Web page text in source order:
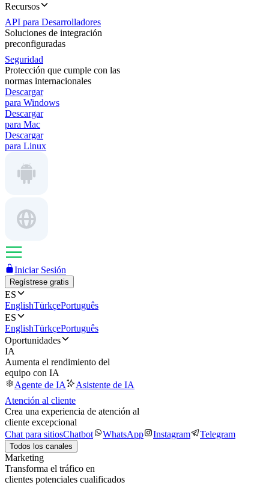
Recursos
API para Desarrolladores
Soluciones de integración
preconfiguradas
Seguridad
Protección que cumple con las
normas internacionales
Descargar
para Windows
Descargar
para Mac
Descargar
para Linux
Iniciar Sesión
Regístrese gratis
ES
EnglishTürkçePortuguês
ES
EnglishTürkçePortuguês
Oportunidades
IA
Aumenta el rendimiento del
equipo con IA
Agente de IA
Asistente de IA
Atención al cliente
Crea una experiencia de atención al
cliente excepcional
Chat para sitiosChatbot WhatsApp Instagram Telegram
Todos los canales
Marketing
Transforma el tráfico en
clientes potenciales cualificados